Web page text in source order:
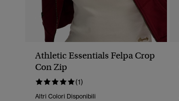
Athletic Essentials Felpa Crop
Con Zip
(1)
Altri Colori Disponibili